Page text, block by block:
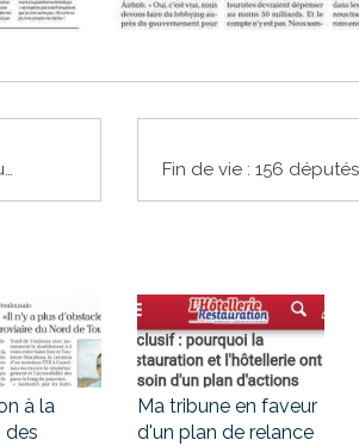
Les Rencontres Economiques du Nord toulousain : visite de l'entreprise Ava Traiteur à Villaudric
à la
des
Ma tribune en faveur
d'un plan de relance